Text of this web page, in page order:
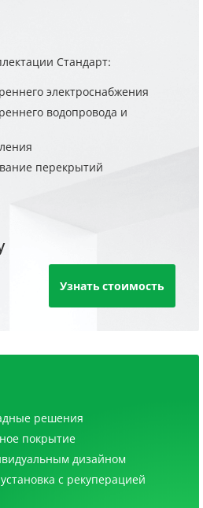
Стандарт:
электроснабжения
водопровода и
перекрытий
Узнать стоимость
решения
покрытие
дизайном
с рекуперацией